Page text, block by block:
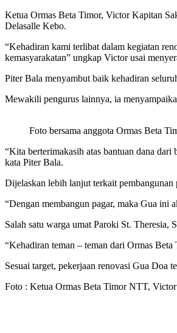
Ketua Ormas Beta Timor, Victor Kapitan
Delasalle Kebo.
“Kehadiran kami terlibat dalam kegiatan
kemasyarakatan” ungkap Victor usai
Piter Bala menyambut baik kehadiran
Mewakili pengurus lainnya, ia
Foto bersama anggota Ormas Beta
“Kita berterimakasih atas bantuan dana
kata Piter Bala.
Dijelaskan lebih lanjut terkait
“Dengan membangun pagar, maka Gua ini
Salah satu warga umat Paroki St. Theresia,
“Kehadiran teman – teman dari Ormas
Sesuai target, pekerjaan renovasi Gua Doa
Foto : Ketua Ormas Beta Timor NTT,